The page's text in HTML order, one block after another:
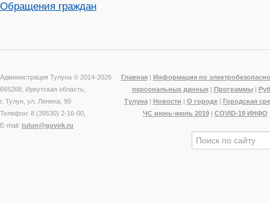
Обращения граждан
Администрация Тулуна © 2014-2026
665268, Иркутская область,
г. Тулун, ул. Ленина, 99
Телефон: 8 (39530) 2-16-00,
E-mail: tulun@govirk.ru
Главная|
Информация по
персональных данных| Программы|
Тулуна| Новости О городе|
Городская
ЧС июнь-июль 2019| COVID-19 ИНФО